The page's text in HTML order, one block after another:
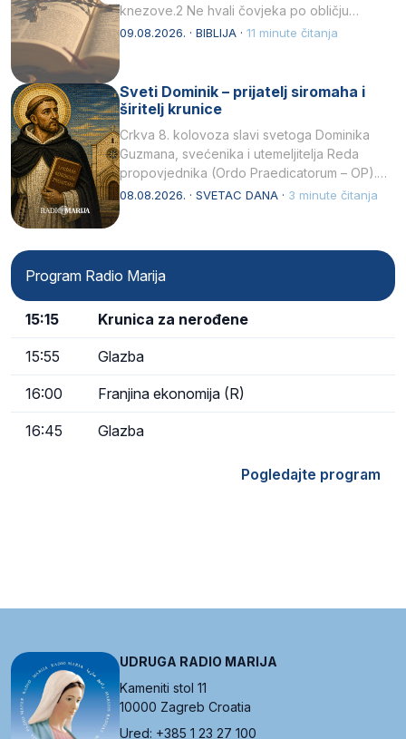
knezove.2 Ne hvali čovjeka po obličju
njegovui…
09.08.2026. · BIBLIJA · 11 minute čitanja
Sveti Dominik – prijatelj siromaha i
širitelj krunice
Crkva 8. kolovoza slavi svetoga Dominika
Guzmana, svećenika i utemeljitelja Reda
propovjednika (Ordo Praedicatorum – OP).
Svojim životom, dubokom ljubavlju prema
08.08.2026. · SVETAC DANA · 3 minute čitanja
Program Radio Marija
15:15 Krunica za nerođene
15:55 Glazba
16:00 Franjina ekonomija (R)
16:45 Glazba
Pogledajte program
UDRUGA RADIO MARIJA
Kameniti stol 11
10000 Zagreb Croatia
Ured: +385 1 23 27 100